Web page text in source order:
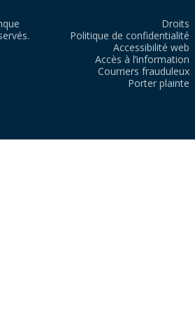
Droits
Politique de confidentialité
Accessibilité web
Accès à l’information
Courriers frauduleux
Porter plainte